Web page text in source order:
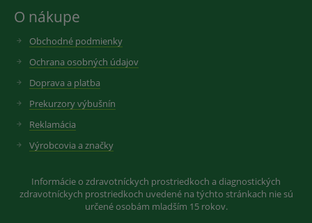
O nákupe
Obchodné podmienky
Ochrana osobných údajov
Doprava a platba
Prekurzory výbušnín
Reklamácia
Výrobcovia a značky
Informácie o zdravotníckych prostriedkoch a diagnostických
zdravotníckych prostriedkoch uvedené na týchto stránkach nie sú
určené osobám mladším 15 rokov.